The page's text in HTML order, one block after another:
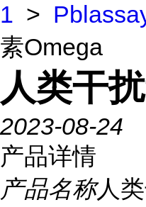
1 >
素Omega
人类干
2023-08-24
产品详情
产品名称人